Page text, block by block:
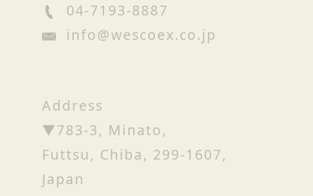
04-7193-8887
info@wescoex.co.jp
Address
▼783-3, Minato,
Futtsu, Chiba, 299-1607,
Japan